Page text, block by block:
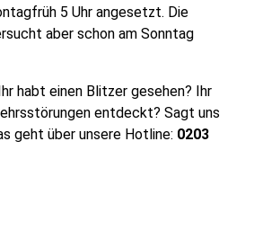
5 Uhr angesetzt. Die
aber schon am Sonntag
habt einen Blitzer gesehen? Ihr
entdeckt? Sagt uns
geht über unsere Hotline: 0203